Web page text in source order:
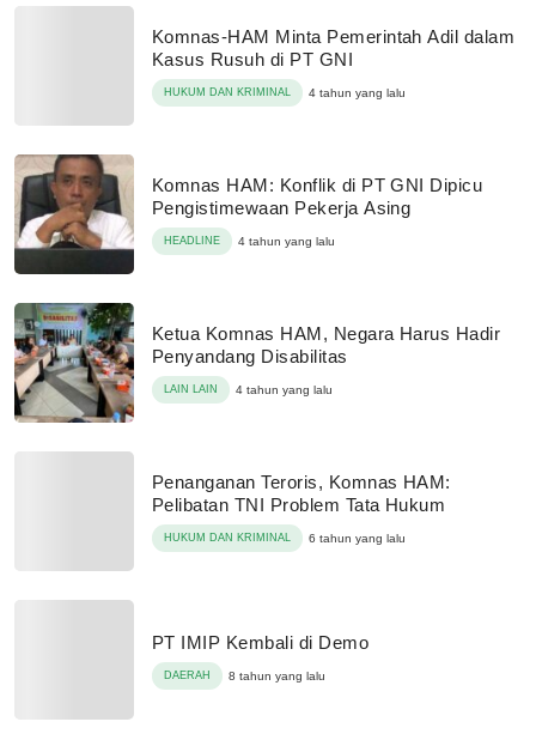
Komnas-HAM Minta Pemerintah Adil dalam
Kasus Rusuh di PT GNI
HUKUM DAN KRIMINAL 4 tahun yang lalu
Komnas HAM: Konflik di PT GNI Dipicu
Pengistimewaan Pekerja Asing
HEADLINE 4 tahun yang lalu
Ketua Komnas HAM, Negara Harus Hadir
Penyandang Disabilitas
LAIN LAIN 4 tahun yang lalu
Penanganan Teroris, Komnas HAM:
Pelibatan TNI Problem Tata Hukum
HUKUM DAN KRIMINAL 6 tahun yang lalu
PT IMIP Kembali di Demo
DAERAH 8 tahun yang lalu